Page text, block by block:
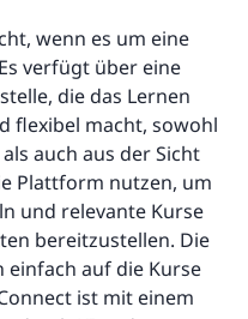
wenn es um eine
verfügt über eine
die das Lernen
flexibel macht, sowohl
auch aus der Sicht
Plattform nutzen, um
und relevante Kurse
bereitzustellen. Die
auf die Kurse
ist mit einem